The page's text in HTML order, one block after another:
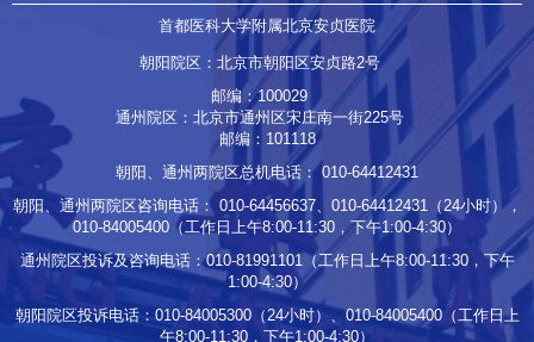
首都医科大学附属北京安贞医院
朝阳院区：北京市朝阳区安贞路2号
邮编：100029
通州院区：北京市通州区宋庄南一街225号
邮编：101118
朝阳、通州两院区总机电话： 010-64412431
朝阳、通州两院区咨询电话： 010-64456637、 010-64412431
（24小时），
010-84005400 （工作日上午8:00-11:30，下午1:00-4:30）
通州院区投诉及咨询电话：010-81991101 （工作日上午8:00-11:30，下午
1:00-4:30）
朝阳院区投诉电话： 010-84005300（24小时）、010-84005400（工作日上
午8:00-11:30，下午1:00-4:30）